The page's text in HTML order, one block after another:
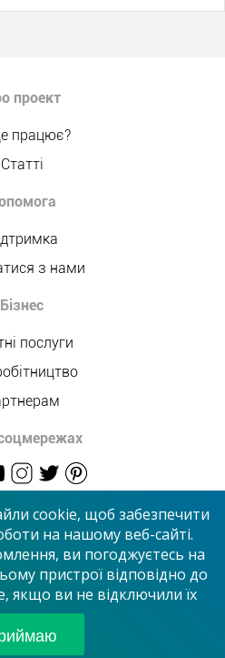
проект
працює?
Статті
з нами
Бізнес
послуги
центр”
до оплати
cookie, щоб забезпечити
на нашому веб-сайті.
ви погоджуєтесь на
пристрої відповідно до
якщо ви не відключили їх